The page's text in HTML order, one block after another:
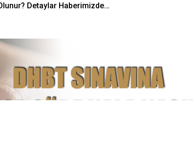
Olunur? Detaylar Haberimizde…